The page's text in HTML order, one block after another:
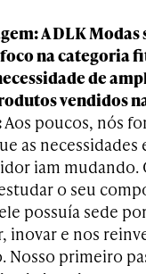
A DLK
na categoria
de
vendidos
Aos poucos, nós
as necessidades
iam mudando.
o seu
possuía sede
inovar e nos
Nosso primeiro